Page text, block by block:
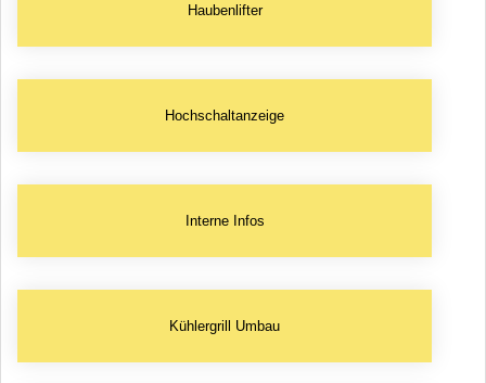
Haubenlifter
Hochschaltanzeige
Interne Infos
Kühlergrill Umbau